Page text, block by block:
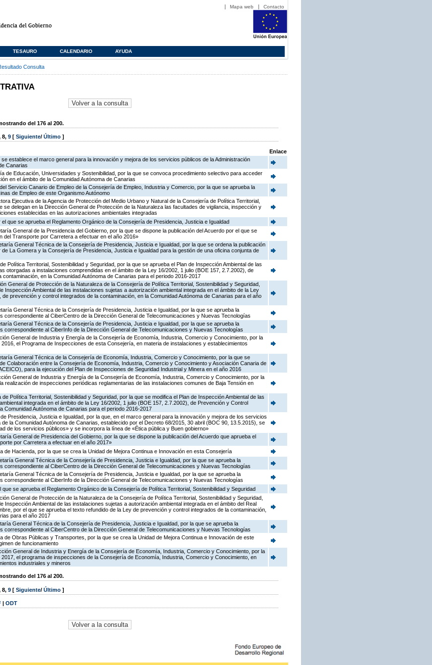
Mapa web Contacto
TESAURO CALENDARIO AYUDA
Consulta
del 176 al 200.
8, 9 [ Siguiente/ Último ]
Enlace
establece el marco general para la innovación y mejora de los servicios públicos de la Administración
Canarias
de Educación, Universidades y Sostenibilidad, por la que se convoca procedimiento selectivo para acceder
en el ámbito de la Comunidad Autónoma de Canarias
Servicio Canario de Empleo de la Consejería de Empleo, Industria y Comercio, por la que se aprueba la
de Empleo de este Organismo Autónomo
Ejecutiva de la Agencia de Protección del Medio Urbano y Natural de la Consejería de Política Territorial,
se delegan en la Dirección General de Protección de la Naturaleza las facultades de vigilancia, inspección y
establecidas en las autorizaciones ambientales integradas
que se aprueba el Reglamento Orgánico de la Consejería de Presidencia, Justicia e Igualdad
General de la Presidencia del Gobierno, por la que se dispone la publicación del Acuerdo por el que se
del Transporte por Carretera a efectuar en el año 2016»
General Técnica de la Consejería de Presidencia, Justicia e Igualdad, por la que se ordena la publicación
La Gomera y la Consejería de Presidencia, Justicia e Igualdad para la gestión de una oficina conjunta de
Política Territorial, Sostenibilidad y Seguridad, por la que se aprueba el Plan de Inspección Ambiental de las
otorgadas a instalaciones comprendidas en el ámbito de la Ley 16/2002, 1 julio (BOE 157, 2.7.2002), de
en la Comunidad Autónoma de Canarias para el periodo 2016-2017
General de Protección de la Naturaleza de la Consejería de Política Territorial, Sostenibilidad y Seguridad,
Inspección Ambiental de las instalaciones sujetas a autorización ambiental integrada en el ámbito de la Ley
de prevención y control integrados de la contaminación, en la Comunidad Autónoma de Canarias para el año
General Técnica de la Consejería de Presidencia, Justicia e Igualdad, por la que se aprueba la
correspondiente al CiberCentro de la Dirección General de Telecomunicaciones y Nuevas Tecnologías
General Técnica de la Consejería de Presidencia, Justicia e Igualdad, por la que se aprueba la
correspondiente al CiberInfo de la Dirección General de Telecomunicaciones y Nuevas Tecnologías
General de Industria y Energía de la Consejería de Economía, Industria, Comercio y Conocimiento, por la
el Programa de Inspecciones de esta Consejería, en materia de instalaciones y establecimientos
General Técnica de la Consejería de Economía, Industria, Comercio y Conocimiento, por la que se
Colaboración entre la Consejería de Economía, Industria, Comercio y Conocimiento y Asociación Canaria de
para la ejecución del Plan de Inspecciones de Seguridad Industrial y Minera en el año 2016
General de Industria y Energía de la Consejería de Economía, Industria, Comercio y Conocimiento, por la
realización de inspecciones periódicas reglamentarias de las instalaciones comunes de Baja Tensión en
Política Territorial, Sostenibilidad y Seguridad, por la que se modifica el Plan de Inspección Ambiental de las
integrada en el ámbito de la Ley 16/2002, 1 julio (BOE 157, 2.7.2002), de Prevención y Control
Comunidad Autónoma de Canarias para el periodo 2016-2017
Presidencia, Justicia e Igualdad, por la que, en el marco general para la innovación y mejora de los servicios
la Comunidad Autónoma de Canarias, establecido por el Decreto 68/2015, 30 abril (BOC 90, 13.5.2015), se
de los servicios públicos» y se incorpora la línea de «Ética pública y Buen gobierno»
General de Presidencia del Gobierno, por la que se dispone la publicación del Acuerdo que aprueba el
por Carretera a efectuar en el año 2017»
de Hacienda, por la que se crea la Unidad de Mejora Continua e Innovación en esta Consejería
General Técnica de la Consejería de Presidencia, Justicia e Igualdad, por la que se aprueba la
correspondiente al CiberCentro de la Dirección General de Telecomunicaciones y Nuevas Tecnologías
General Técnica de la Consejería de Presidencia, Justicia e Igualdad, por la que se aprueba la
correspondiente al CiberInfo de la Dirección General de Telecomunicaciones y Nuevas Tecnologías
se aprueba el Reglamento Orgánico de la Consejería de Política Territorial, Sostenibilidad y Seguridad
General de Protección de la Naturaleza de la Consejería de Política Territorial, Sostenibilidad y Seguridad,
Inspección Ambiental de las instalaciones sujetas a autorización ambiental integrada en el ámbito del Real
por el que se aprueba el texto refundido de la Ley de prevención y control integrados de la contaminación,
para el año 2017
General Técnica de la Consejería de Presidencia, Justicia e Igualdad, por la que se aprueba la
correspondiente al CiberCentro de la Dirección General de Telecomunicaciones y Nuevas Tecnologías
de Obras Públicas y Transportes, por la que se crea la Unidad de Mejora Continua e Innovación de este
de funcionamiento
General de Industria y Energía de la Consejería de Economía, Industria, Comercio y Conocimiento, por la
el programa de inspecciones de la Consejería de Economía, Industria, Comercio y Conocimiento, en
industriales y mineros
del 176 al 200.
8, 9 [ Siguiente/ Último ]
| ODT